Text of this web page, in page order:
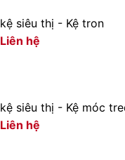
kệ siêu thị - Kệ tron
Liên hệ
kệ siêu thị - Kệ móc
Liên hệ